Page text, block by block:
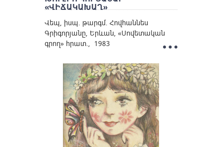
«ՎԻՃԱԿԱԽԱՂ»
Վեպ, իսպ. թարգմ. Հովհաննես
Գրիգորյանը, Երևան, «Սովետական
գրող» հրատ., 1983